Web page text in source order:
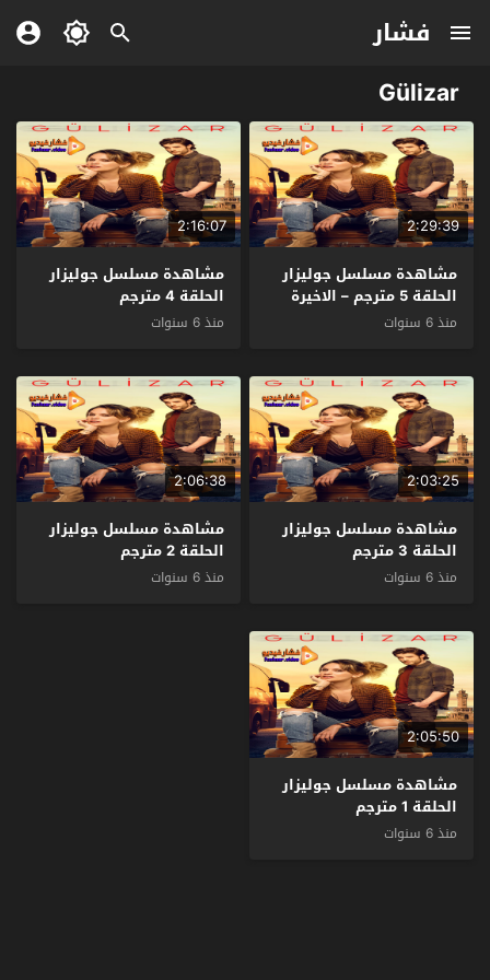
فشار
Gülizar
2:29:39
مشاهدة مسلسل جوليزار
الحلقة 5 مترجم – الاخيرة
منذ 6 سنوات
2:16:07
مشاهدة مسلسل جوليزار
الحلقة 4 مترجم
منذ 6 سنوات
2:03:25
مشاهدة مسلسل جوليزار
الحلقة 3 مترجم
منذ 6 سنوات
2:06:38
مشاهدة مسلسل جوليزار
الحلقة 2 مترجم
منذ 6 سنوات
2:05:50
مشاهدة مسلسل جوليزار
الحلقة 1 مترجم
منذ 6 سنوات